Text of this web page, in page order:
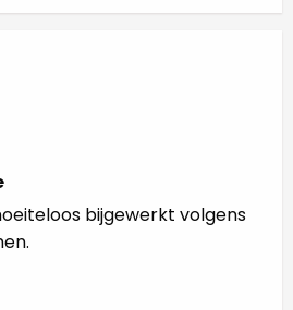
bijgewerkt volgens